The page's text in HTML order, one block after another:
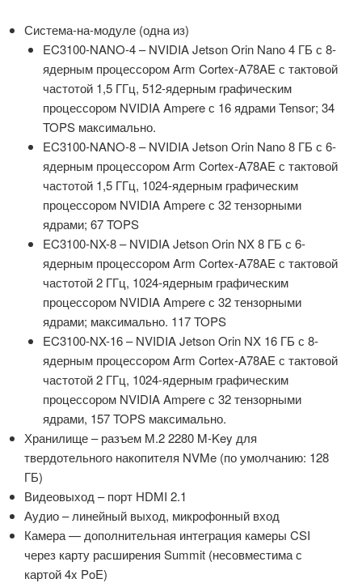
Система-на-модуле (одна из)
EC3100-NANO-4 – NVIDIA Jetson Orin Nano 4 ГБ с 8-
ядерным процессором Arm Cortex-A78AE с тактовой
частотой 1,5 ГГц, 512-ядерным графическим
процессором NVIDIA Ampere с 16 ядрами Tensor; 34
TOPS максимально.
EC3100-NANO-8 – NVIDIA Jetson Orin Nano 8 ГБ с 6-
ядерным процессором Arm Cortex-A78AE с тактовой
частотой 1,5 ГГц, 1024-ядерным графическим
процессором NVIDIA Ampere с 32 тензорными
ядрами; 67 TOPS
EC3100-NX-8 – NVIDIA Jetson Orin NX 8 ГБ с 6-
ядерным процессором Arm Cortex-A78AE с тактовой
частотой 2 ГГц, 1024-ядерным графическим
процессором NVIDIA Ampere с 32 тензорными
ядрами; максимально. 117 TOPS
EC3100-NX-16 – NVIDIA Jetson Orin NX 16 ГБ с 8-
ядерным процессором Arm Cortex-A78AE с тактовой
частотой 2 ГГц, 1024-ядерным графическим
процессором NVIDIA Ampere с 32 тензорными
ядрами, 157 TOPS максимально.
Хранилище – разъем M.2 2280 M-Key для
твердотельного накопителя NVMe (по умолчанию: 128
ГБ)
Видеовыход – порт HDMI 2.1
Аудио – линейный выход, микрофонный вход
Камера — дополнительная интеграция камеры CSI
через карту расширения Summit (несовместима с
картой 4x PoE)